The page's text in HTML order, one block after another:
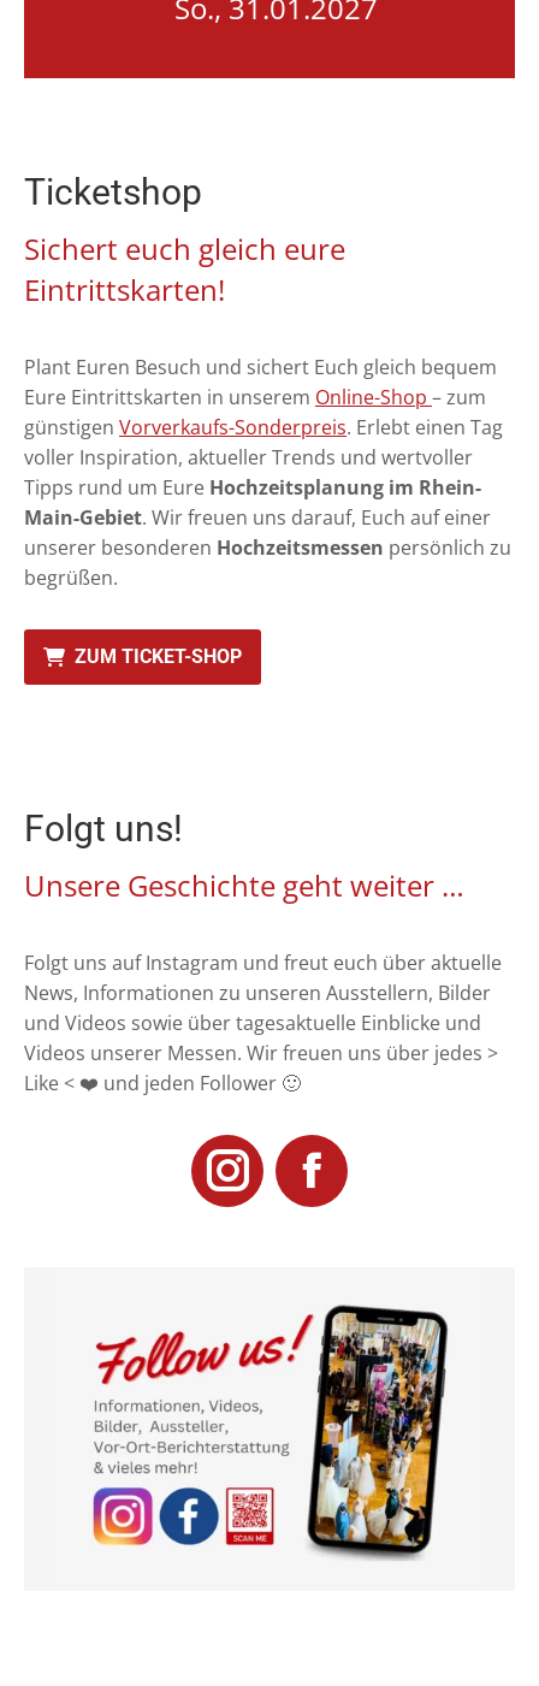
Ticketshop
Sichert euch gleich eure
Eintrittskarten!
Plant Euren Besuch und sichert Euch gleich bequem
Eure Eintrittskarten in unserem Online-Shop – zum
günstigen Vorverkaufs-Sonderpreis. Erlebt einen Tag
voller Inspiration, aktueller Trends und wertvoller
Tipps rund um Eure Hochzeitsplanung im Rhein-
Main-Gebiet. Wir freuen uns darauf, Euch auf einer
unserer besonderen Hochzeitsmessen persönlich zu
begrüßen.
ZUM TICKET-SHOP
Folgt uns!
Unsere Geschichte geht weiter …
Folgt uns auf Instagram und freut euch über aktuelle
News, Informationen zu unseren Ausstellern, Bilder
und Videos sowie über tagesaktuelle Einblicke und
Videos unserer Messen. Wir freuen uns über jedes >
Like < ❤️ und jeden Follower 🙂
InstagramFacebook